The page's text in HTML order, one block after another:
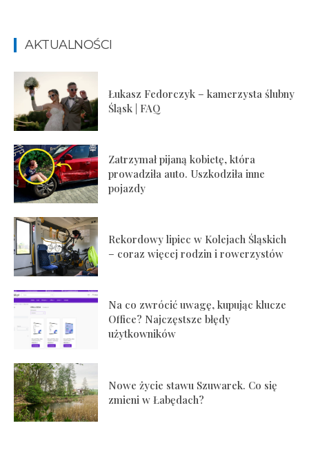
AKTUALNOŚCI
Łukasz Fedorczyk – kamerzysta ślubny
Śląsk | FAQ
Zatrzymał pijaną kobietę, która
prowadziła auto. Uszkodziła inne
pojazdy
Rekordowy lipiec w Kolejach Śląskich
– coraz więcej rodzin i rowerzystów
Na co zwrócić uwagę, kupując klucze
Office? Najczęstsze błędy
użytkowników
Nowe życie stawu Szuwarek. Co się
zmieni w Łabędach?